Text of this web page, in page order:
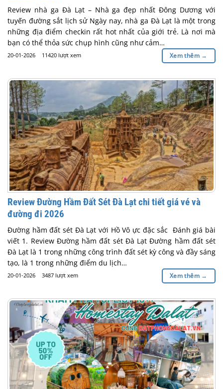
Review nhà ga Đà Lạt – Nhà ga đẹp nhất Đông Dương với
tuyến đường sắt lịch sử Ngày nay, nhà ga Đà Lạt là một trong
những địa điểm checkin rất hot nhất của giới trẻ. Là nơi mà
bạn có thể thỏa sức chụp hình cũng như cảm…
20-01-2026 11420 lượt xem Xem thêm →
Review Đường Hầm Đất Sét Đà Lạt chi tiết giá vé và
đường đi 2026
Đường hầm đất sét Đà Lạt với Hồ Vô ực đặc sắc Đánh giá bài
viết 1. Review Đường hầm đất sét Đà Lạt Đường hầm đất sét
Đà Lạt là 1 trong những công trình đất sét kỳ công và đầy sáng
tạo, là 1 trong những điểm du lịch…
20-01-2026 3487 lượt xem Xem thêm →